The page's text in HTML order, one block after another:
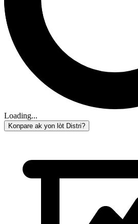
Loading...
Konpare ak yon lòt Distri?